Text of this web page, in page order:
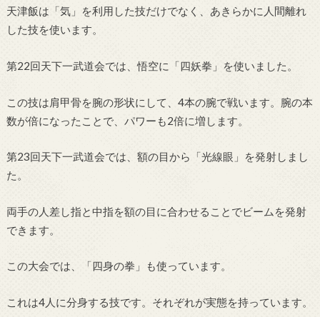
天津飯は「気」を利用した技だけでなく、あきらかに人間離れ
した技を使います。
第22回天下一武道会では、悟空に「四妖拳」を使いました。
この技は肩甲骨を腕の形状にして、4本の腕で戦います。腕の本
数が倍になったことで、パワーも2倍に増します。
第23回天下一武道会では、額の目から「光線眼」を発射しまし
た。
両手の人差し指と中指を額の目に合わせることでビームを発射
できます。
この大会では、「四身の拳」も使っています。
これは4人に分身する技です。それぞれが実態を持っています。